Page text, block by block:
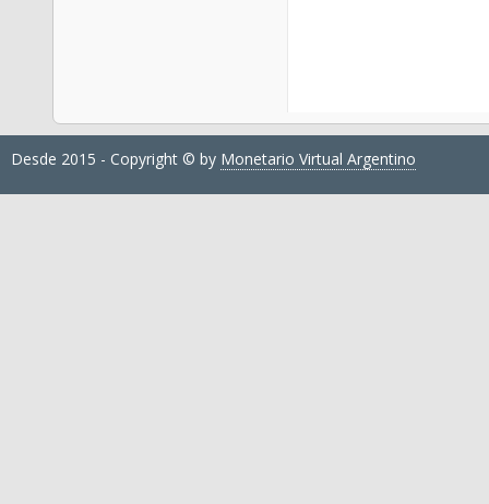
Desde 2015 - Copyright © by Monetario Virtual Argentino